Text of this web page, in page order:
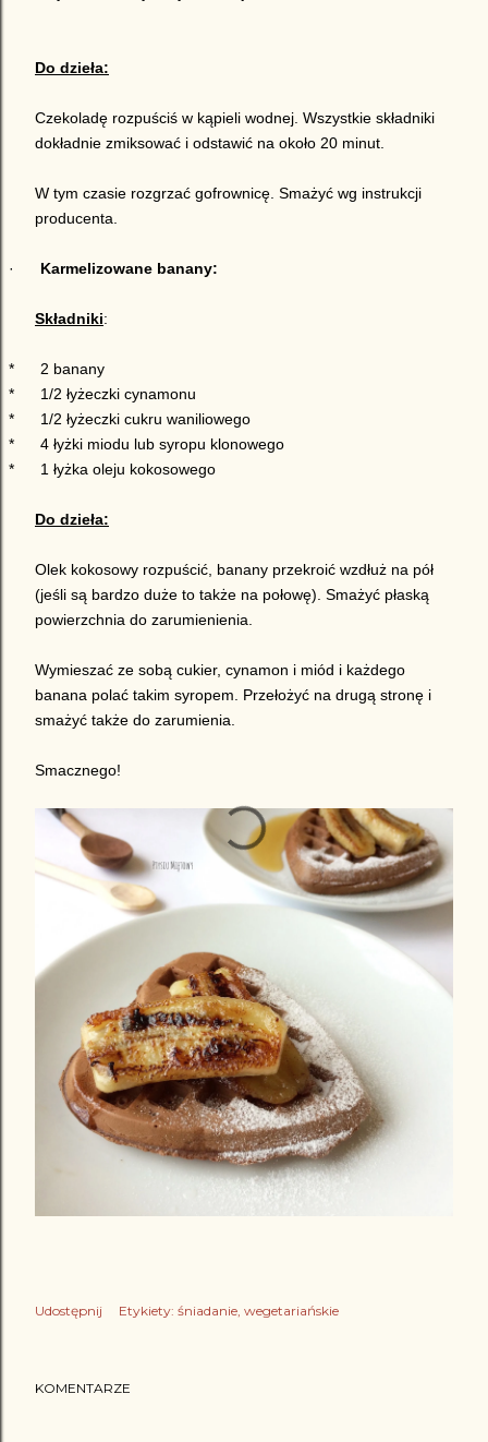
Do dzieła:
Czekoladę rozpuściś w kąpieli wodnej. Wszystkie składniki
dokładnie zmiksować i odstawić na około 20 minut.
W tym czasie rozgrzać gofrownicę. Smażyć wg instrukcji
producenta.
· Karmelizowane banany:
Składniki:
*
2 banany
*
1/2 łyżeczki cynamonu
*
1/2 łyżeczki cukru waniliowego
*
4 łyżki miodu lub syropu klonowego
*
1 łyżka oleju kokosowego
Do dzieła:
Olek kokosowy rozpuścić, banany przekroić wzdłuż na pół
(jeśli są bardzo duże to także na połowę). Smażyć płaską
powierzchnia do zarumienienia.
Wymieszać ze sobą cukier, cynamon i miód i każdego
banana polać takim syropem. Przełożyć na drugą stronę i
smażyć także do zarumienia.
Smacznego!
Udostępnij Etykiety: śniadanie wegetariańskie
KOMENTARZE